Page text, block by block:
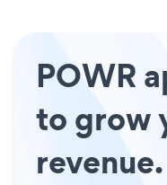
POWR
to grow
revenue.